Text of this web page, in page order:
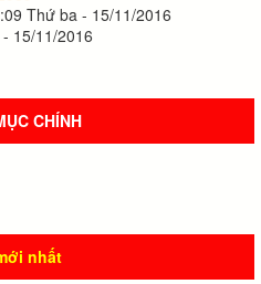
Thứ ba - 15/11/2016
15/11/2016
CHÍNH
nhất